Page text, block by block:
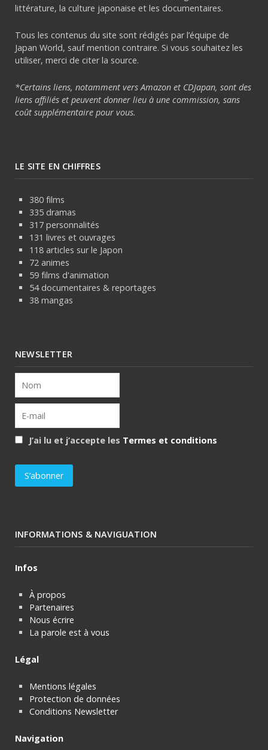
littérature, la culture japonaise et les documentaires.
Tous les contenus du site sont rédigés par l’équipe de
Japan World, sauf mention contraire. Si vous souhaitez les
utiliser, merci de citer la source.
*Certains liens, notamment vers Amazon et CDJapan, sont des
liens affiliés et peuvent donner lieu à une commission, sans
coût supplémentaire pour vous.
LE SITE EN CHIFFRES
380 films
335 dramas
317 personnalités
131 livres et ouvrages
118 articles sur le Japon
72 animes
59 films d'animation
54 documentaires & reportages
38 mangas
NEWSLETTER
J’ai lu et j’accepte les Termes et conditions
INFORMATIONS & NAVIGUATION
Infos
À propos
Partenaires
Nous écrire
La parole est à vous
Légal
Mentions légales
Protection de données
Conditions Newsletter
Navigation